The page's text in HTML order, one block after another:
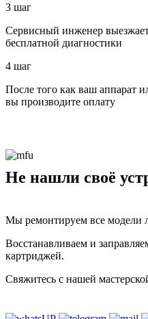
3 шаг
Сервисный инженер
бесплатной диагностики
4 шаг
После того как ваш аппарат
вы производите оплату
Не нашли своё
Мы ремонтируем все модели
Восстанавливаем и
картриджей.
Свяжитесь с нашей